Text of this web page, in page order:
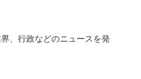
、行政などのニュースを発